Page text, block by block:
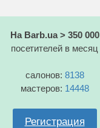
На Barb.ua > 350 000
посетителей в месяц
салонов: 8138
мастеров: 14448
Регистрация